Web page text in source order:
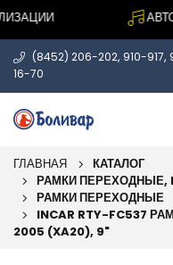
(8452) 206-202, 910-917,
16-70
ГЛАВНАЯ
КАТАЛОГ
РАМКИ ПЕРЕХОДНЫЕ,
РАМКИ ПЕРЕХОДНЫЕ
INCAR RTY-FC537
2005 (XA20), 9"